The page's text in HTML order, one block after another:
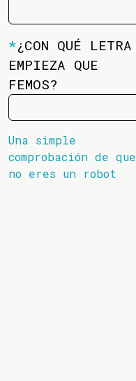
*¿CON QUÉ LETRA
EMPIEZA QUE
FEMOS?
Una simple
comprobación de que
no eres un robot